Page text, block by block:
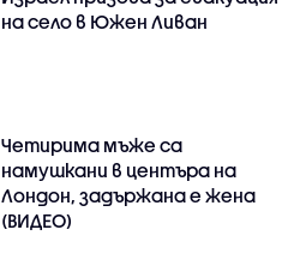
на село в Южен Ливан
Четирима мъже са
намушкани в центъра на
Лондон, задържана е жена
(ВИДЕО)